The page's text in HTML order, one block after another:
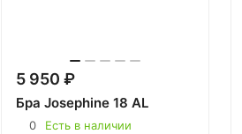
5 950 ₽
Бра Josephine 18 AL
0
Есть в наличии